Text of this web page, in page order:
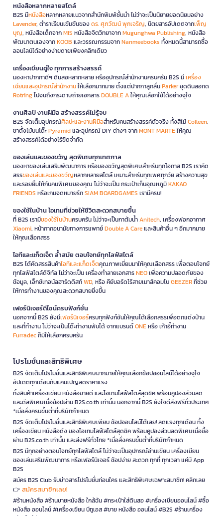
หนังสือหลากหลายสไตล์
B2S มีหนังสือหลากหลายแนวจากสำนักพิมพ์ชั้นนำ ไม่ว่าจะเป็นนิยายยอดนิยมอย่าง
Lavender, ตำราเรียนเข้มข้นของดร. ศุภวัฒน์ พุกเจริญ, นิตยสารอัปเดตจากเพ็ญ
บุญ, หนังสือเด็กจากMIS หนังสือจิตวิทยาจากMugunghwa Publishing, หนังสือ
พัฒนาตนเองจากKOOB และวรรณกรรมจากNanmeebooks ทั้งหมดนี้สามารถซื้อ
ออนไลน์ได้อย่างง่ายดายเพียงคลิกเดียว
เครื่องเขียนคู่ใจ ทุกการสร้างสรรค์
มองหาปากกาดีๆ ดินสอหลากหลาย หรืออุปกรณ์สำนักงานครบครัน B2S มีเครื่อง
เขียนและอุปกรณ์สำนักงานให้เลือกมากมาย ตั้งแต่ปากกาลูกลื่นParkerชุดดินสอกด
Rotringไปจนถึงกระดาษถ่ายเอกสารDOUBLE Aให้คุณเลือกใช้ได้อย่างจุใจ
งานศิลป์ งานฝีมือ สร้างสรรค์ไม่รู้จบ
B2S จัดเต็มอุปกรณ์ศิลปะและงานฝีมือสำหรับคนสร้างสรรค์ตัวจริง ทั้งสีไม้Colleen,
ขาตั้งไม้บนโต๊ะPyramidและอุปกรณ์ DIY ต่างๆ จากMONT MARTEให้คุณ
สร้างสรรค์ได้อย่างไร้ขีดจำกัด
ของเล่นและของขวัญ สุดพิเศษทุกเทศกาล
มองหาของเล่นเสริมพัฒนาการ หรือของขวัญสุดพิเศษสำหรับทุกโอกาส B2S เราคัด
สรรของเล่นและของขวัญหลากหลายสไตล์ เหมาะสำหรับทุกเพศทุกวัย สร้างความสุข
และรอยยิ้มให้กับคนพิเศษของคุณ ไม่ว่าจะเป็น กระเป๋าเก็บอุณหภูมิKAKAO
FRIENDS หรือเกมจดหมายรักSIAM BOARDGAMES เรามีครบ!
ของใช้ในบ้าน ไอเทมที่ช่วยให้ชีวิตสะดวกสบายขึ้น
ที่ B2S เรามีของใช้ในบ้านครบครัน ไม่ว่าจะเป็นกาต้มน้ำAnitech, เครื่องฟอกอากาศ
Xiaomi, หน้ากากอนามัยทางการแพทย์Double A Careและสินค้าอื่น ๆ อีกมากมาย
ให้คุณเลือกสรร
ไอทีและแก็ดเจ็ต ล้ำสมัย ตอบโจทย์ทุกไลฟ์สไตล์
B2S ได้คัดสรรสินค้าไอทีและแก็ดเจ็ตคุณภาพเยี่ยมมาให้คุณเลือกสรร เพื่อตอบโจทย์
ทุกไลฟ์สไตล์ดิจิทัล ไม่ว่าจะเป็น เครื่องทำลายเอกสารNEOเพื่อความปลอดภัยของ
ข้อมูล, เอ็กซ์เทอนัลฮาร์ดดิสก์WD, หรือ คีย์บอร์ดไร้สายเมาส์คอมโบGEEZERที่ช่วย
ให้การทำงานของคุณสะดวกสบายยิ่งขึ้น
เฟอร์นิเจอร์ดีไซน์ครบฟังก์ชั่น
นอกจากนี้ B2S ยังมีเฟอร์นิเจอร์ครบทุกฟังก์ชันให้คุณได้เลือกสรรเพื่อตกแต่งบ้าน
และที่ทำงาน ไม่ว่าจะเป็นโต๊ะทำงานพับได้ จากแบรนด์ONEหรือ เก้าอี้ทำงาน
Furradecก็มีให้เลือกครบครัน
โปรโมชั่นและสิทธิพิเศษ
B2S จัดเต็มโปรโมชั่นและสิทธิพิเศษมากมายให้คุณเลือกช้อปออนไลน์ได้อย่างจุใจ
อัปเดตทุกเดือนกับแคมเปญลดราคาแรง
ทั้งสินค้าเครื่องเขียน หนังสือขายดี และไอเทมไลฟ์สไตล์สุดชิค พร้อมคูปองส่วนลด
และดีลพิเศษเมื่อช้อปผ่าน B2S.co.th เท่านั้น นอกจากนี้ B2S ยังใจดีส่งฟรีทั่วประเทศ
*เมื่อสั่งครบขั้นต่ำที่บริษัทกำหนด
B2S จัดเต็มโปรโมชั่นและสิทธิพิเศษเพียบ ช้อปออนไลน์ได้เลย! ลดแรงทุกเดือน ทั้ง
เครื่องเขียน หนังสือดัง ของไอเทมไลฟ์สไตล์สุดชิค พร้อมคูปองส่วนลดพิเศษเมื่อซื้อ
ผ่าน B2S.co.th เท่านั้น และส่งฟรีทั่วไทย *เมื่อสั่งครบขั้นต่ำที่บริษัทกำหนด
B2S มีทุกอย่างตอบโจทย์ทุกไลฟ์สไตล์ ไม่ว่าจะเป็นอุปกรณ์อ่านเขียน เครื่องเขียน
ของเล่นเสริมพัฒนาการ หรือเฟอร์นิเจอร์ ช้อปง่าย สะดวก ทุกที่ ทุกเวลา แค่มี App
B2S
สมัคร B2S Club รับข่าวสารโปรโมชั่นก่อนใคร และสิทธิพิเศษเฉพาะสมาชิก! คลิกเลย
👉 สมัครสมาชิกเลย!
#ร้านหนังสือ #ร้านขายหนังสือ ใกล้ฉัน #กระเป๋าใส่ดินสอ #เครื่องเขียนออนไลน์ #ซื้อ
หนังสือ ออนไลน์ #เครื่องเขียน บีทูเอส #ขาย หนังสือ ออนไลน์ #B2S #ร้านเครื่อง